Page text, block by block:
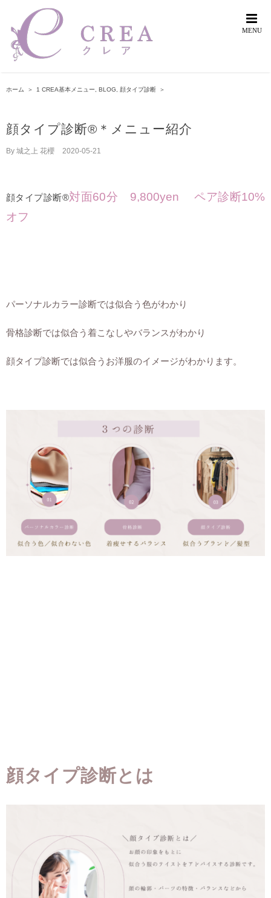
content
ホーム ＞ 1 CREA基本メニュー BLOG 顔タイプ診断 ＞
顔タイプ診断®️＊メニュー紹介
By 城之上 花櫻 2020-05-21
顔タイプ診断®️対面60分 9,800yen ペア診断10%
オフ
パーソナルカラー診断では似合う色がわかり
骨格診断では似合う着こなしやバランスがわかり
顔タイプ診断では似合うお洋服のイメージがわかります。
顔タイプ診断とは